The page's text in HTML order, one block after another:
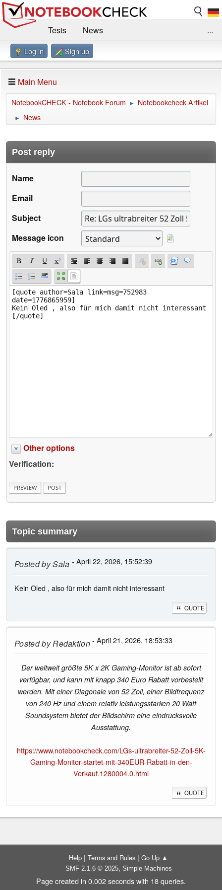
Tests
News
Benchmarks / Technik
Forum
Impressum
...
Log in Sign up
Main Menu
NotebookCHECK - Notebook Forum ► Notebookcheck Artikel
► News
Post reply
Name
Email
Subject
Message icon
Other options
Verification:
Topic summary
Posted bySala - April 22, 2026, 15:52:39
Kein Oled , also für mich damit nicht interessant
QUOTE
Posted byRedaktion- April 21, 2026, 18:53:33
Der weltweit größte 5K x 2K Gaming-Monitor ist ab sofort
verfügbar, und kann mit knapp 340 Euro Rabatt vorbestellt
werden. Mit einer Diagonale von 52 Zoll, einer Bildfrequenz
von 240 Hz und einem relativ leistungsstarken 20 Watt
Soundsystem bietet der Bildschirm eine eindrucksvolle
Ausstattung.
https://www.notebookcheck.com/LGs-ultrabreiter-52-Zoll-5K-
Gaming-Monitor-startet-mit-340EUR-Rabatt-in-den-
Verkauf.1280004.0.html
QUOTE
Help | Terms and Rules | Go Up ▲
SMF 2.1.6 © 2025, Simple Machines
Page created in 0.002 seconds with 18 queries.